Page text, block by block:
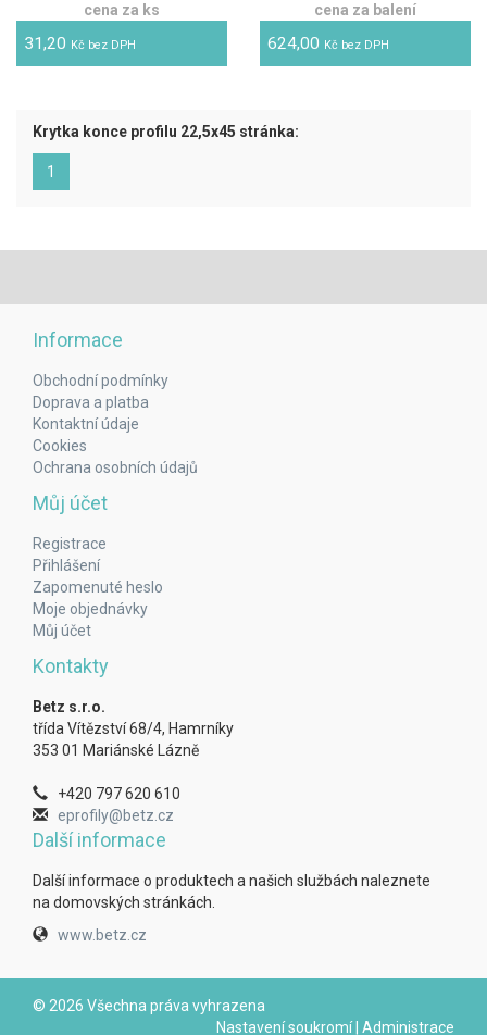
cena za ks
31,20 Kč bez DPH
cena za balení
624,00 Kč bez DPH
Krytka konce profilu 22,5x45 stránka:
1
Informace
Obchodní podmínky
Doprava a platba
Kontaktní údaje
Cookies
Ochrana osobních údajů
Můj účet
Registrace
Přihlášení
Zapomenuté heslo
Moje objednávky
Můj účet
Kontakty
Betz s.r.o.
třída Vítězství 68/4, Hamrníky
353 01 Mariánské Lázně
+420 797 620 610
eprofily@betz.cz
Další informace
Další informace o produktech a našich službách naleznete
na domovských stránkách.
www.betz.cz
© 2026 Všechna práva vyhrazena
Nastavení soukromí| Administrace